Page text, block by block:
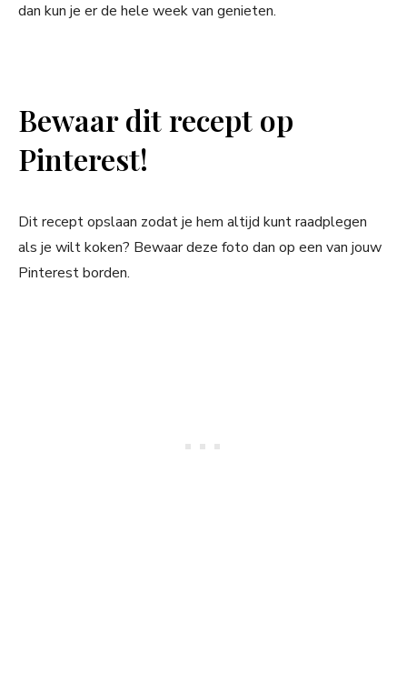
dan kun je er de hele week van genieten.
Bewaar dit recept op
Pinterest!
Dit recept opslaan zodat je hem altijd kunt raadplegen
als je wilt koken? Bewaar deze foto dan op een van jouw
Pinterest borden.